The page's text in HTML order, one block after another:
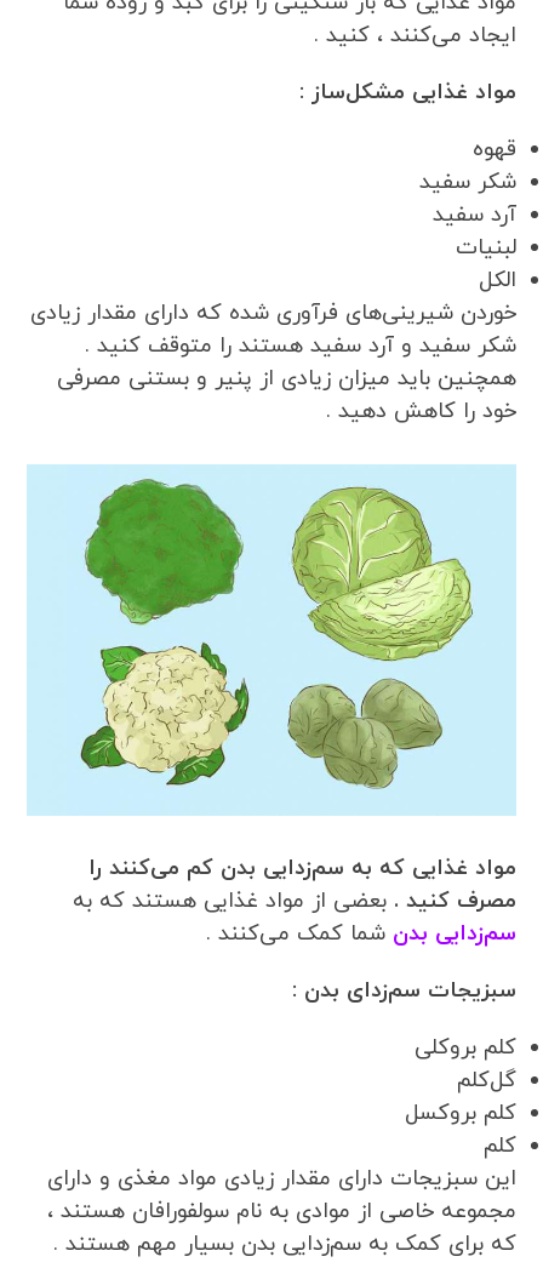
ایجاد می‌کنند ، کنید .
مواد غذایی مشکل‌ساز :
قهوه
شکر سفید
آرد سفید
لبنیات
الکل
خوردن شیرینی‌های فرآوری شده که دارای مقدار زیادی
شکر سفید و آرد سفید هستند را متوقف کنید .
همچنین باید میزان زیادی از پنیر و بستنی مصرفی
خود را کاهش دهید .
مواد غذایی که به سم‌زدایی بدن کم می‌کنند را
مصرف کنید . بعضی از مواد غذایی هستند که به
سم‌زدایی بدن شما کمک می‌کنند .
سبزیجات سم‌زدای بدن :
کلم بروکلی
گل‌کلم
کلم بروکسل
کلم
این سبزیجات دارای مقدار زیادی مواد مغذی و دارای
مجموعه خاصی از موادی به نام سولفورافان هستند ،
که برای کمک به سم‌زدایی بدن بسیار مهم هستند .